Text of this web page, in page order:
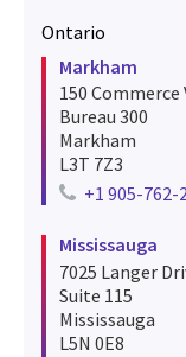
Ontario
Markham
150 Commerce
Bureau 300
Markham
L3T 7Z3
+1 905-762-
Mississauga
7025 Langer
Suite 115
Mississauga
L5N 0E8